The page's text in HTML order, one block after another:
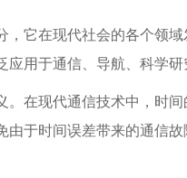
，它在现代社会的各个领
用于通信、导航、科学研
在现代通信技术中，时
于时间误差带来的通信